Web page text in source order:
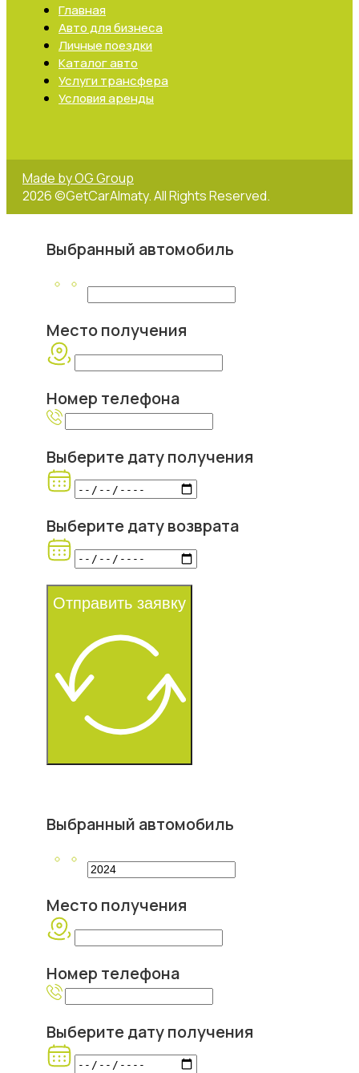
Главная
Авто для бизнеса
Личные поездки
Каталог авто
Услуги трансфера
Условия аренды
Made by OG Group
2026 ©GetCarAlmaty. All Rights Reserved.
Выбранный автомобиль
Место получения
Номер телефона
Выберите дату получения
Выберите дату возврата
Отправить заявку
Выбранный автомобиль
Место получения
Номер телефона
Выберите дату получения